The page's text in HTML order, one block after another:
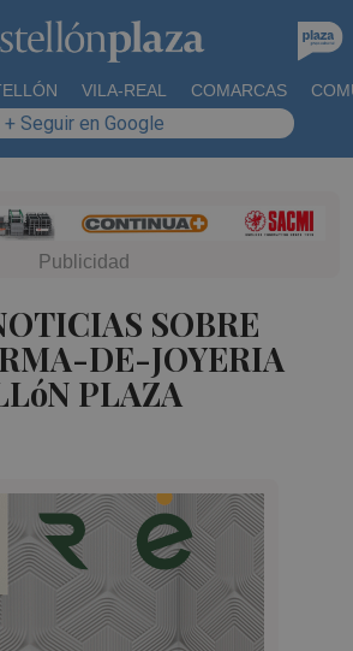
VILA-REAL COMARCAS
+ Seguir en Google
SOBRE
DE-JOYERIA
PLAZA